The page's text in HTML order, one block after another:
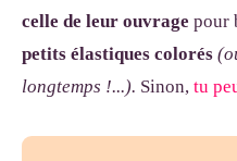
celle de leur ouvrage pour
petits élastiques colorés
longtemps !...). Sinon, tu